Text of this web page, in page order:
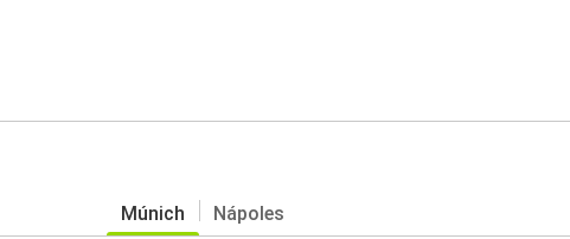
Múnich Nápoles